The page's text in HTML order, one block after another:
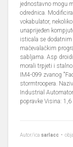
jednostavno mogu
odrednica.
vokabulator,
unaprijeđen
isticala se
mačevalačkim
sabljama. Asp
morali trpjeti i
IM4-099 zvanog
stormtroopera.
Industrial
popravke Visina:
Autor/ica sarlacc •